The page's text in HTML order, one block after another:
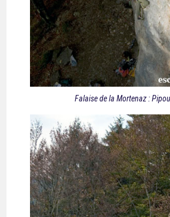
Falaise de la Mortenaz :